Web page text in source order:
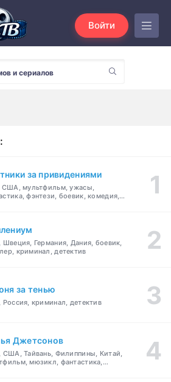
Войти
за привидениями
США, мультфильм, ужасы,
фэнтези, боевик, комедия,
Швеция, Германия, Дания, боевик,
криминал, детектив
за тенью
Россия, криминал, детектив
Джетсонов
США, Тайвань, Филиппины, Китай,
мюзикл, фантастика,